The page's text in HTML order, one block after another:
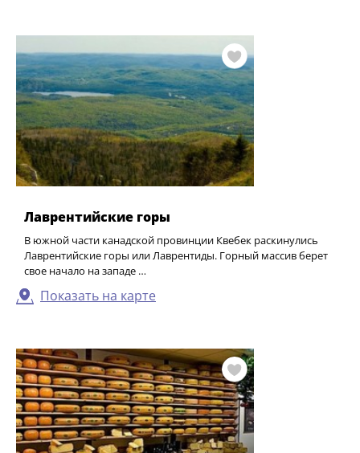
Лаврентийские горы
В южной части канадской провинции Квебек раскинулись
Лаврентийские горы или Лаврентиды. Горный массив берет
свое начало на западе …
Показать на карте